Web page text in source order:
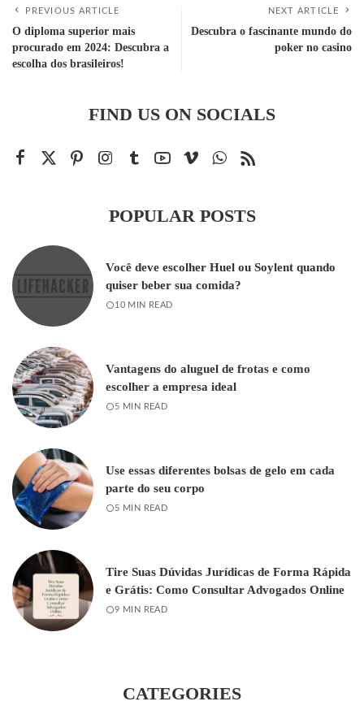
PREVIOUS ARTICLE
O diploma superior mais
procurado em 2024: Descubra a
escolha dos brasileiros!
NEXT ARTICLE
Descubra o fascinante mundo do
poker no casino
FIND US ON SOCIALS
POPULAR POSTS
Você deve escolher Huel ou Soylent quando
quiser beber sua comida?
10 MIN READ
Vantagens do aluguel de frotas e como
escolher a empresa ideal
5 MIN READ
Use essas diferentes bolsas de gelo em cada
parte do seu corpo
5 MIN READ
Tire Suas Dúvidas Jurídicas de Forma Rápida
e Grátis: Como Consultar Advogados Online
9 MIN READ
CATEGORIES